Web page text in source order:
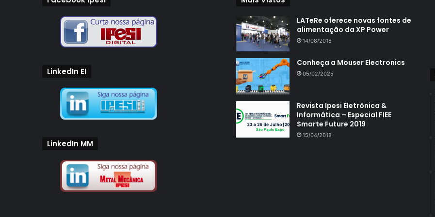
LinkedIn EI
LinkedIn MM
LATeRe oferece novas fontes de
alimentação da XP Power
14/08/2018
Conheça a Mouser Electronics
05/02/2025
Revista Ipesi Eletrônica &
Informática – Especial FIEE
Smarte Future 2019
15/04/2018